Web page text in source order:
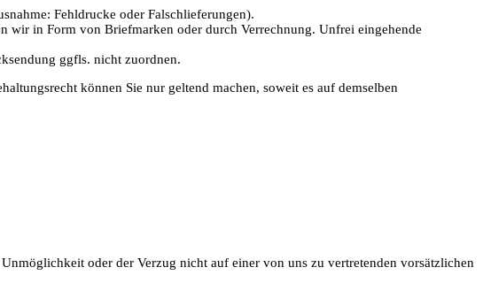
Fehldrucke oder Falschlieferungen).
wir in Form von Briefmarken oder durch Verrechnung. Unfrei eingehende
ggfls. nicht zuordnen.
können Sie nur geltend machen, soweit es auf demselben
oder der Verzug nicht auf einer von uns zu vertretenden vorsätzlichen